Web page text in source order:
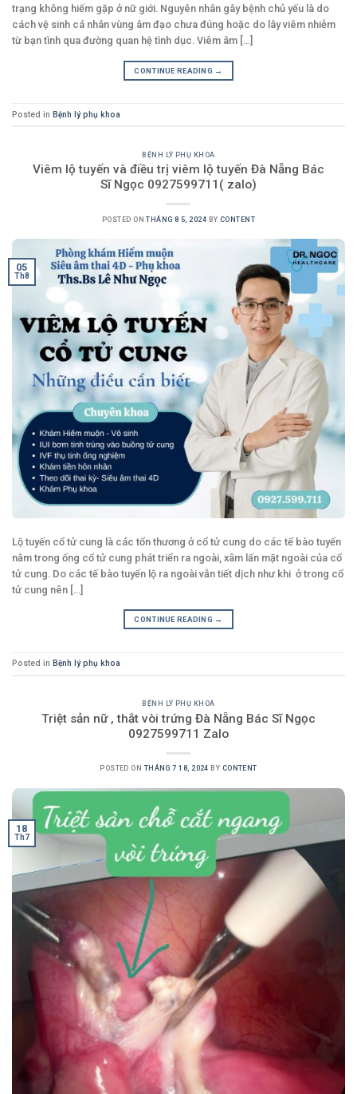
trạng không hiếm gặp ở nữ giới. Nguyên nhân gây bệnh chủ yếu là do
cách vệ sinh cá nhân vùng âm đạo chưa đúng hoặc do lây viêm nhiễm
từ bạn tình qua đường quan hệ tình dục. Viêm âm [...]
CONTINUE READING →
Posted in Bệnh lý phụ khoa
BỆNH LÝ PHỤ KHOA
Viêm lộ tuyến và điều trị viêm lộ tuyến Đà Nẵng Bác
Sĩ Ngọc 0927599711( zalo)
POSTED ONTHÁNG 8 5, 2024 BY CONTENT
05
Th8
Lộ tuyến cổ tử cung là các tổn thương ở cổ tử cung do các tế bào tuyến
nằm trong ống cổ tử cung phát triển ra ngoài, xâm lấn mặt ngoài của cổ
tử cung. Do các tế bào tuyến lộ ra ngoài vẫn tiết dịch như khi ở trong cổ
tử cung nên [...]
CONTINUE READING →
Posted in Bệnh lý phụ khoa
BỆNH LÝ PHỤ KHOA
Triệt sản nữ , thắt vòi trứng Đà Nẵng Bác Sĩ Ngọc
0927599711 Zalo
POSTED ON THÁNG 7 18, 2024 BY CONTENT
18
Th7